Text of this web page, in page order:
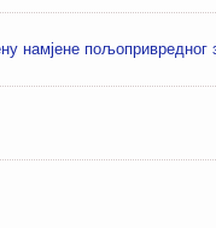
намјене